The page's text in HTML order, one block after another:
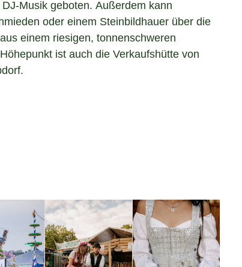
Musik geboten. Außerdem kann
oder einem Steinbildhauer über die
einem riesigen, tonnenschweren
ist auch die Verkaufshütte von